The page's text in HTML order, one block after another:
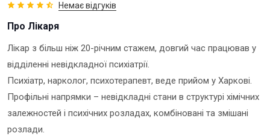
Немає відгуків
Про Лікаря
Лікар з більш ніж 20-річним стажем, довгий час працював у
відділенні невідкладної психіатрії.
Психіатр, нарколог, психотерапевт, веде прийом у Харкові.
Профільні напрямки – невідкладні стани в структурі хімічних
залежностей і психічних розладах, комбіновані та змішані
розлади.